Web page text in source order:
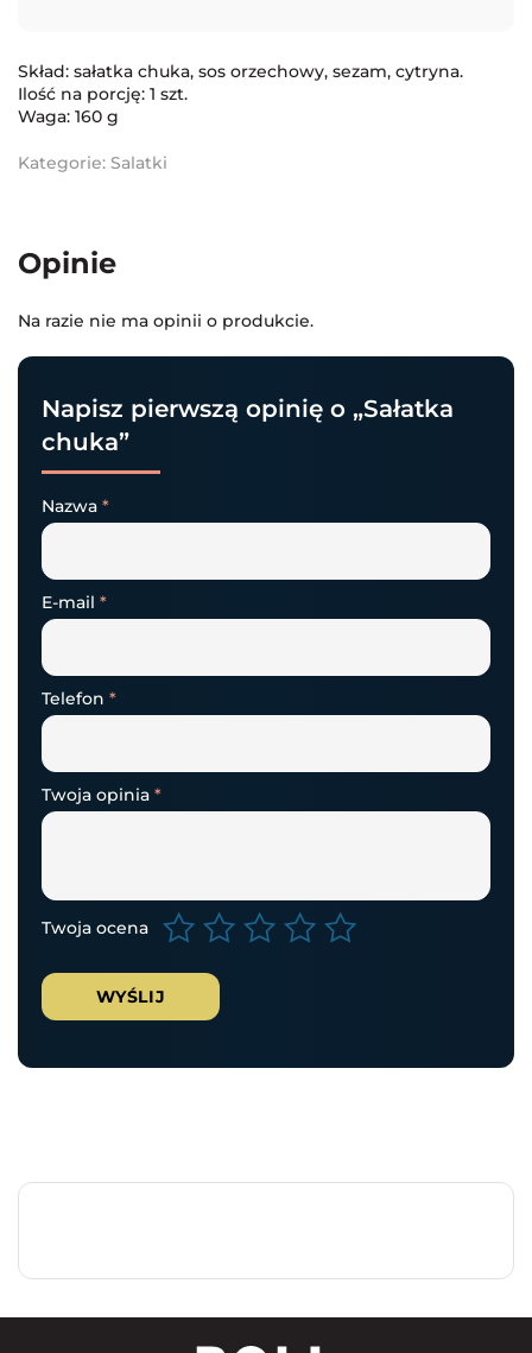
Skład: sałatka chuka, sos orzechowy, sezam, cytryna.
Ilość na porcję: 1 szt.
Waga: 160 g
Kategorie: Salatki
Opinie
Na razie nie ma opinii o produkcie.
Napisz pierwszą opinię o „Sałatka
chuka”
Nazwa *
E-mail *
Telefon *
Twoja ocena
Twoja opinia *